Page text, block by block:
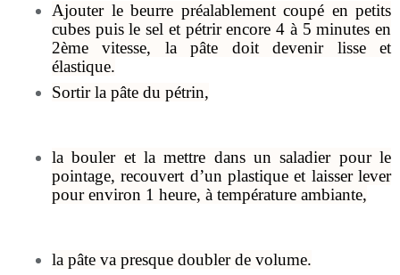
Ajouter le beurre préalablement coupé en petits
cubes puis le sel et pétrir encore 4 à 5 minutes en
2ème vitesse, la pâte doit devenir lisse et
élastique.
Sortir la pâte du pétrin,
la bouler et la mettre dans un saladier pour le
pointage, recouvert d’un plastique et laisser lever
pour environ 1 heure, à température ambiante,
la pâte va presque doubler de volume.